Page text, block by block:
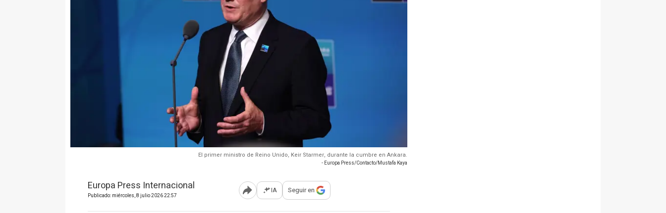
El primer ministro de Reino Unido, Keir Starmer, durante la cumbre en Ankara.
- Europa Press/Contacto/Mustafa Kaya
Europa Press Internacional
Publicado: miércoles, 8 julio 2026 22:57 Abrir opciones para compartir
IA Seguir en